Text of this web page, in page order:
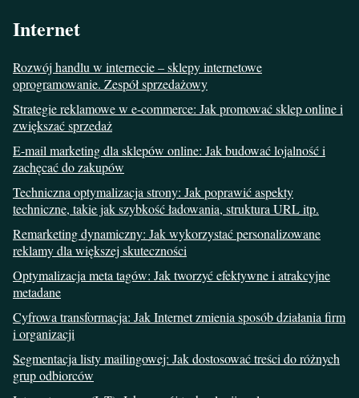
Internet
Rozwój handlu w internecie – sklepy internetowe
oprogramowanie. Zespół sprzedażowy
Strategie reklamowe w e-commerce: Jak promować sklep online i
zwiększać sprzedaż
E-mail marketing dla sklepów online: Jak budować lojalność i
zachęcać do zakupów
Techniczna optymalizacja strony: Jak poprawić aspekty
techniczne, takie jak szybkość ładowania, struktura URL itp.
Remarketing dynamiczny: Jak wykorzystać personalizowane
reklamy dla większej skuteczności
Optymalizacja meta tagów: Jak tworzyć efektywne i atrakcyjne
metadane
Cyfrowa transformacja: Jak Internet zmienia sposób działania firm
i organizacji
Segmentacja listy mailingowej: Jak dostosować treści do różnych
grup odbiorców